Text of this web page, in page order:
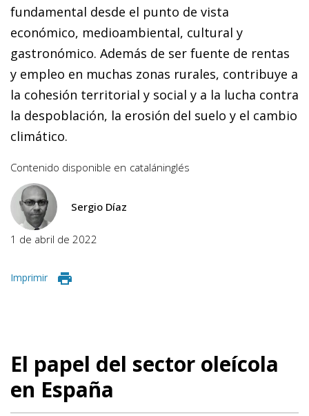
fundamental desde el punto de vista
económico, medioambiental, cultural y
gastronómico. Además de ser fuente de rentas
y empleo en muchas zonas rurales, contribuye a
la cohesión territorial y social y a la lucha contra
la despoblación, la erosión del suelo y el cambio
climático.
Contenido disponible en cataláninglés
Sergio Díaz
1 de abril de 2022
Imprimir
El papel del sector oleícola
en España